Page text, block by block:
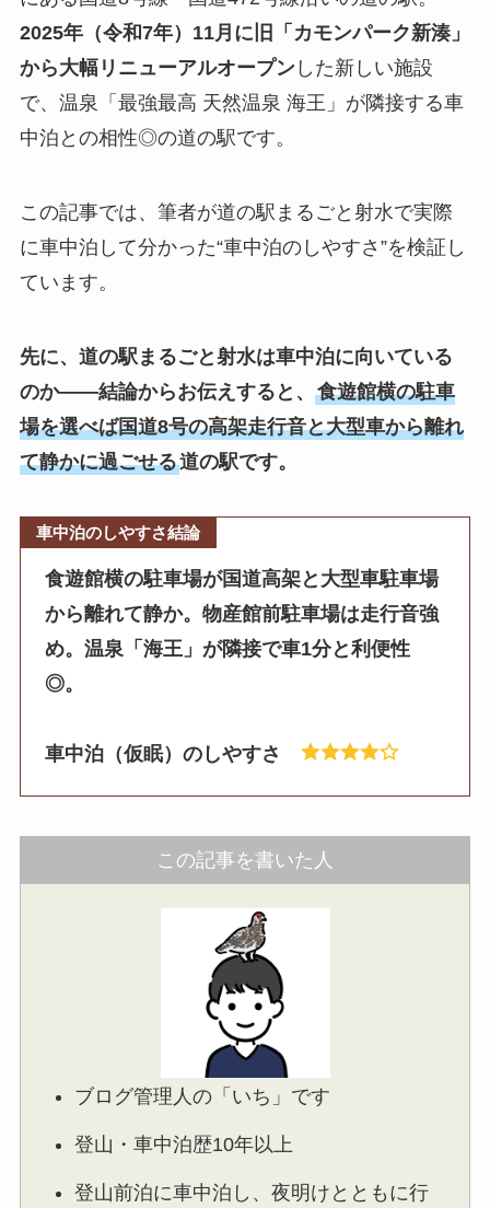
2025年（令和7年）11月に旧「カモンパーク新湊」
から大幅リニューアルオープンした新しい施設
で、温泉「最強最高 天然温泉 海王」が隣接する車
中泊との相性◎の道の駅です。
この記事では、筆者が道の駅まるごと射水で実際
に車中泊して分かった“車中泊のしやすさ”を検証し
ています。
先に、道の駅まるごと射水は車中泊に向いている
のか——結論からお伝えすると、 食遊館横の駐車
場を選べば国道8号の高架走行音と大型車から離れ
て静かに過ごせる道の駅です。
車中泊のしやすさ結論
食遊館横の駐車場が国道高架と大型車駐車場
から離れて静か。物産館前駐車場は走行音強
め。温泉「海王」が隣接で車1分と利便性
◎。
車中泊（仮眠）のしやすさ
この記事を書いた人
ブログ管理人の「いち」です
登山・車中泊歴10年以上
登山前泊に車中泊し、夜明けとともに行